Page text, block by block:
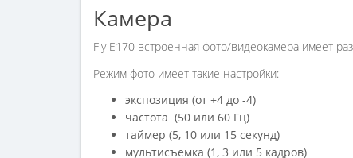
Камера
Fly E170 встроенная фото/видеокамера имеет
Режим фото имеет такие настройки:
экспозиция (от +4 до -4)
частота (50 или 60 Гц)
таймер (5, 10 или 15 секунд)
мультисъемка (1, 3 или 5 кадров)